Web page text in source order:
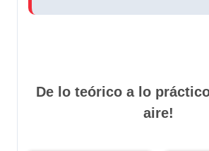
De lo teórico a lo práctico
aire!